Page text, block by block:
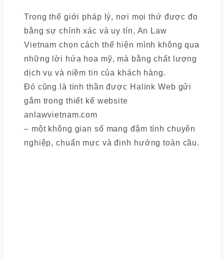
Trong thế giới pháp lý, nơi mọi thứ được đo
bằng sự chính xác và uy tín, An Law
Vietnam chọn cách thể hiện mình không qua
những lời hứa hoa mỹ, mà bằng chất lượng
dịch vụ và niềm tin của khách hàng.
Đó cũng là tinh thần được Halink Web gửi
gắm trong thiết kế website
anlawvietnam.com
– một không gian số mang đậm tính chuyên
nghiệp, chuẩn mực và định hướng toàn cầu.